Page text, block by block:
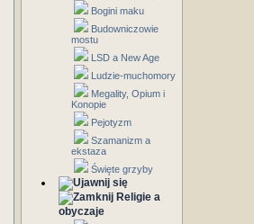
Bogini maku
Budowniczowie
mostu
LSD a New Age
Ludzie-muchomory
Megality, Opium i
Konopie
Pejotyzm
Szamanizm a
ekstaza
Święte grzyby
Religie a
obyczaje